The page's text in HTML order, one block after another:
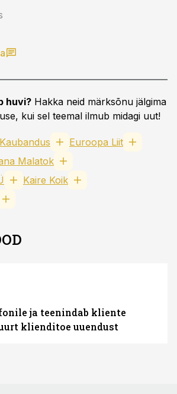
huvi? Hakka neid märksõnu jälgima
kui sel teemal ilmub midagi uut!
Kaubandus
Euroopa Liit
Malatok
Kaire Koik
ja teenindab kliente
klienditoe uuendust